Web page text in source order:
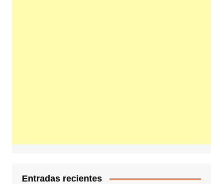
Entradas recientes